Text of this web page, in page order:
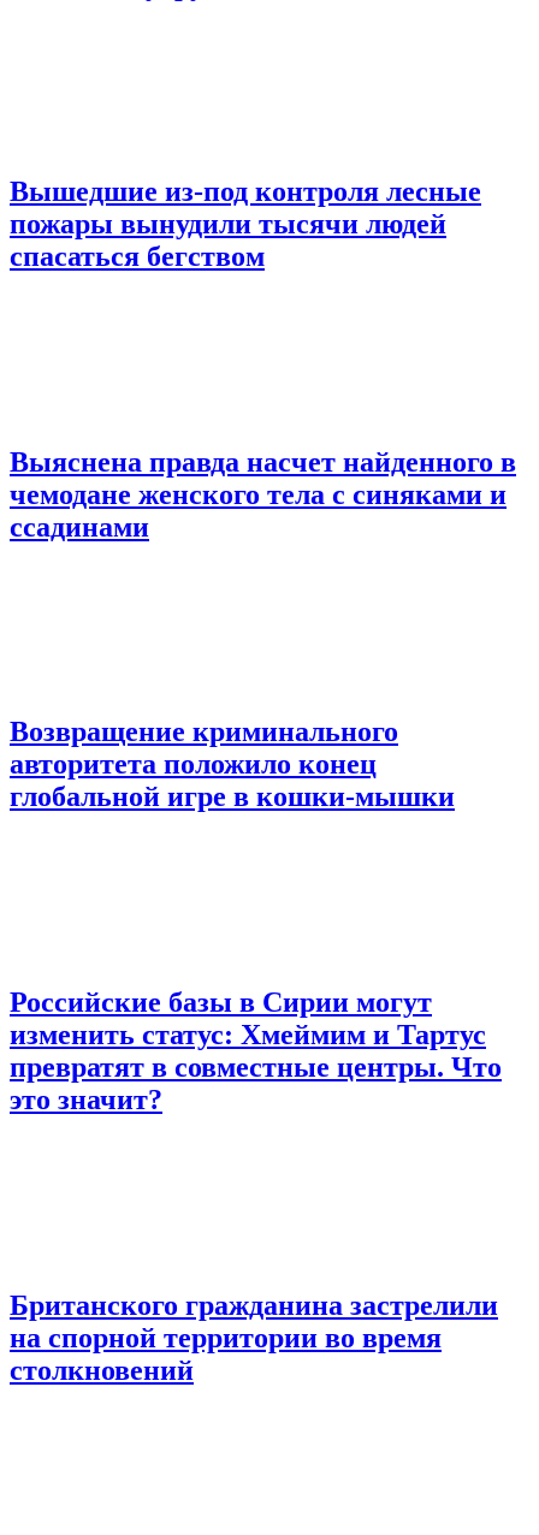
Вышедшие из-под контроля лесные
пожары вынудили тысячи людей
спасаться бегством
Выяснена правда насчет найденного в
чемодане женского тела с синяками и
ссадинами
Возвращение криминального
авторитета положило конец
глобальной игре в кошки-мышки
Российские базы в Сирии могут
изменить статус: Хмеймим и Тартус
превратят в совместные центры. Что
это значит?
Британского гражданина застрелили
на спорной территории во время
столкновений